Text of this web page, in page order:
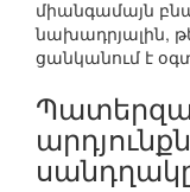
միանգամայն
նախադրյալին,
ցանկանում է